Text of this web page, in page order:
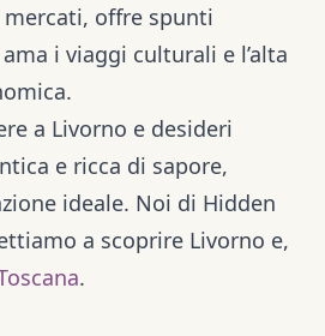
mercati, offre spunti
i viaggi culturali e l’alta
a Livorno e desideri
e ricca di sapore,
ideale. Noi di Hidden
a scoprire Livorno e,
.